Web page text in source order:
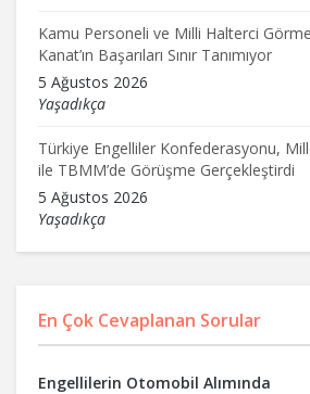
Kamu Personeli ve Milli Halterci
Kanat’ın Başarıları Sınır Tanımıyor
5 Ağustos 2026
Yaşadıkça
Türkiye Engelliler Konfederasyonu,
ile TBMM’de Görüşme Gerçekleştirdi
5 Ağustos 2026
Yaşadıkça
En Çok Cevaplanan Sorular
Engellilerin Otomobil Alımında